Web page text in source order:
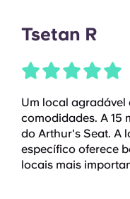
Tsetan R
Um local agradável
comodidades. A 15
do Arthur's Seat. A
específico oferece
locais mais